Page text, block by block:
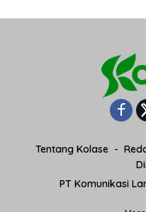
Tentang Kolase
PT Komunikasi